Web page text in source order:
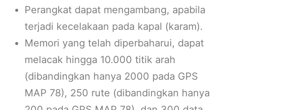
Perangkat dapat mengambang, apabila
terjadi kecelakaan pada kapal (karam).
Memori yang telah diperbaharui, dapat
melacak hingga 10.000 titik arah
(dibandingkan hanya 2000 pada GPS
MAP 78), 250 rute (dibandingkan hanya